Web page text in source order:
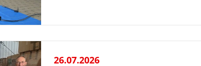
26.07.2026